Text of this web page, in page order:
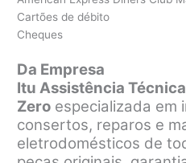
Cartões de débito
Cheques
Da Empresa
Itu Assistência
Zero especializada em
consertos, reparos e
eletrodomésticos de